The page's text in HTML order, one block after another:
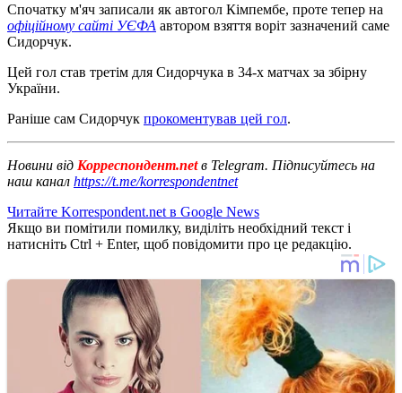
Спочатку м'яч записали як автогол Кімпембе, проте тепер на
офіційному сайті УЄФА автором взяття воріт зазначений саме
Сидорчук.
Цей гол став третім для Сидорчука в 34-х матчах за збірну
України.
Раніше сам Сидорчук прокоментував цей гол.
Новини від Корреспондент.netв Telegram. Підписуйтесь на
наш канал https://t.me/korrespondentnet
Читайте Korrespondent.net в Google News
Якщо ви помітили помилку, виділіть необхідний текст і
натисніть Ctrl + Enter, щоб повідомити про це редакцію.